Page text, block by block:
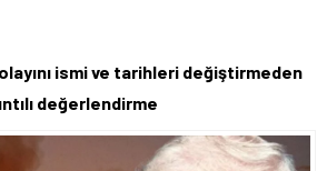
ismi ve tarihleri değiştirmeden
değerlendirme